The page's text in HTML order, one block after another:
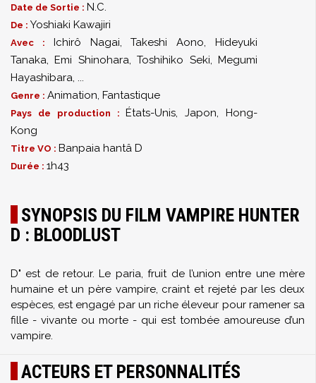
Date de Sortie : N.C.
De : Yoshiaki Kawajiri
Avec : Ichirô Nagai,Takeshi Aono,Hideyuki
Tanaka,Emi Shinohara,Toshihiko Seki,Megumi
Hayashibara, ...
Genre : Animation, Fantastique
Pays de production : États-Unis, Japon, Hong-
Kong
Titre VO : Banpaia hantâ D
Durée : 1h43
SYNOPSIS DU FILM VAMPIRE HUNTER
D : BLOODLUST
D" est de retour. Le paria, fruit de l’union entre une mère
humaine et un père vampire, craint et rejeté par les deux
espèces, est engagé par un riche éleveur pour ramener sa
fille - vivante ou morte - qui est tombée amoureuse d’un
vampire.
ACTEURS ET PERSONNALITÉS